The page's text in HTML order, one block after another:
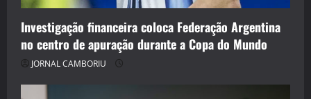
Investigação financeira coloca Federação Argentina
no centro de apuração durante a Copa do Mundo
JORNAL CAMBORIU